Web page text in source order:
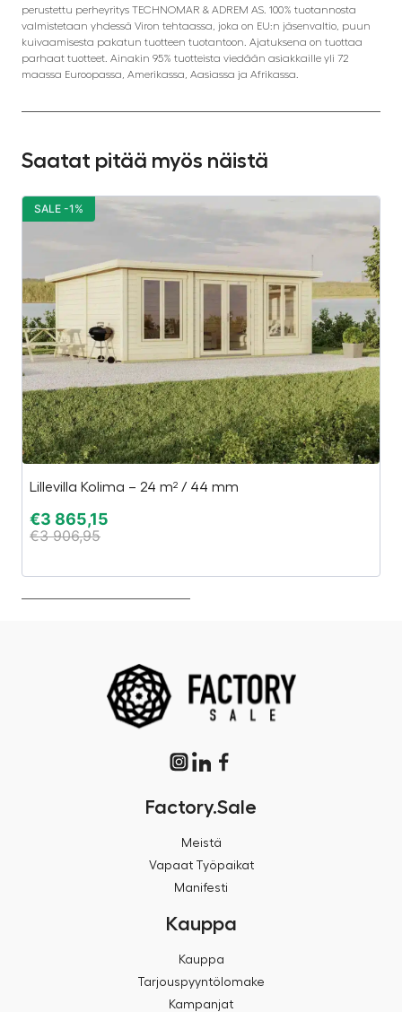
perustettu perheyritys TECHNOMAR & ADREM AS. 100% tuotannosta
valmistetaan yhdessä Viron tehtaassa, joka on EU:n jäsenvaltio, puun
kuivaamisesta pakatun tuotteen tuotantoon. Ajatuksena on tuottaa
parhaat tuotteet. Ainakin 95% tuotteista viedään asiakkaille yli 72
maassa Euroopassa, Amerikassa, Aasiassa ja Afrikassa.
Saatat pitää myös näistä
Lillevilla Kolima – 24 m² / 44 mm
€3 865,15
€3 906,95
SALE -1%
Factory.Sale
Meistä
Vapaat Työpaikat
Manifesti
Kauppa
Kauppa
Tarjouspyyntölomake
Kampanjat